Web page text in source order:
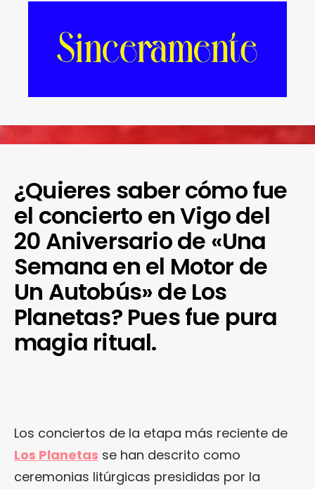
¿Quieres saber cómo fue
el concierto en Vigo del
20 Aniversario de «Una
Semana en el Motor de
Un Autobús» de Los
Planetas? Pues fue pura
magia ritual.
Los conciertos de la etapa más reciente de
Los Planetas se han descrito como
ceremonias litúrgicas presididas por la